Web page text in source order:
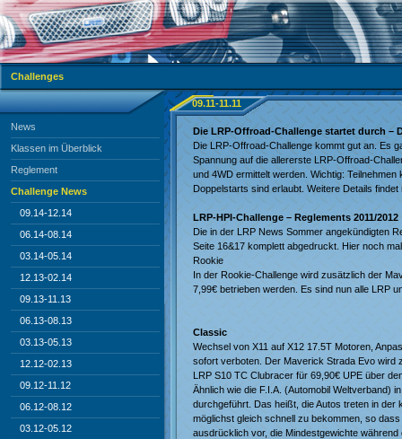
Challenges
News
Klassen im Überblick
Reglement
Challenge News
09.14-12.14
06.14-08.14
03.14-05.14
12.13-02.14
09.13-11.13
06.13-08.13
03.13-05.13
12.12-02.13
09.12-11.12
06.12-08.12
03.12-05.12
09.11-11.11
Die LRP-Offroad-Challenge startet durch –
Die LRP-Offroad-Challenge kommt gut an. Es
Spannung auf die allererste LRP-Offroad-
und 4WD ermittelt werden. Wichtig:
Doppelstarts sind erlaubt. Weitere Details
LRP-HPI-Challenge – Reglements 2011/2012
Die in der LRP News Sommer angekündigten
Seite 16&17 komplett abgedruckt. Hier noch
Rookie
In der Rookie-Challenge wird zusätzlich der
7,99€ betrieben werden. Es sind nun alle LRP
Classic
Wechsel von X11 auf X12 17.5T Motoren,
sofort verboten. Der Maverick Strada Evo wird
LRP S10 TC Clubracer für 69,90€ UPE über
Ähnlich wie die F.I.A. (Automobil Weltverband)
durchgeführt. Das heißt, die Autos treten in der
möglichst gleich schnell zu bekommen, so
ausdrücklich vor, die Mindestgewichte